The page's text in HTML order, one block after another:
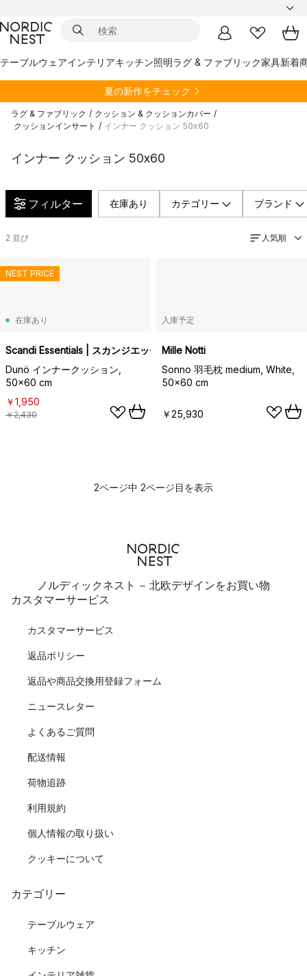
テーブルウェアインテリアキッチン照明ラグ & ファブリック家具新着
夏の新作をチェック
ラグ & ファブリック / クッション & クッションカバー /
クッションインサート / インナー クッション 50x60
インナー クッション 50x60
フィルター 在庫あり カテゴリー ブランド
2 並び 人気順
在庫あり
Scandi Essentials | スカンジエッセンシャルズ
Dunö インナークッション,
50x60 cm
￥1,950
￥2,430
NEST PRICE
入庫予定
Mille Notti
Sonno 羽毛枕 medium, White,
50x60 cm
￥25,930
2ページ中 2ページ目を表示
ノルディックネスト - 北欧デザインをお買い物
カスタマーサービス
カスタマーサービス
返品ポリシー
返品や商品交換用登録フォーム
ニュースレター
よくあるご質問
配送情報
荷物追跡
利用規約
個人情報の取り扱い
クッキーについて
カテゴリー
テーブルウェア
キッチン